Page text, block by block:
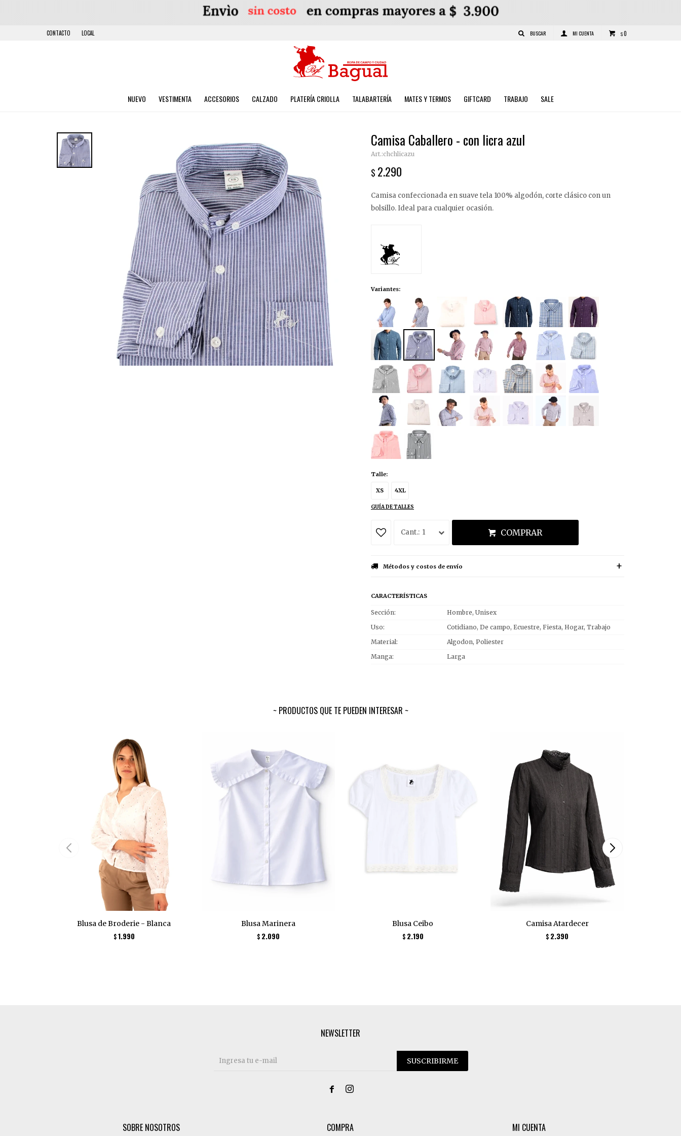
NUEVO VESTIMENTA ACCESORIOS CALZADO PLATERÍA CRIOLLA TALABARTERÍA MATES Y TERMOS GIFTCARD TRABAJO SALE
$0
CONTACTO LOCAL
Camisa Caballero - con licra azul
chchlicazu
$ 2.290
Camisa confeccionada en suave tela 100% algodón, corte clásico con un
bolsillo. Ideal para cualquier ocasión.
Variantes:
Talle:
XS 4XL
GUÍA DE TALLES
1 COMPRAR
Métodos y costos de envío
CARACTERÍSTICAS
Sección
Hombre, Unisex
Uso
Cotidiano, De campo, Ecuestre, Fiesta, Hogar, Trabajo
Material
Algodon, Poliester
Manga
Larga
PRODUCTOS QUE TE PUEDEN INTERESAR
Blusa de Broderie - Blanca
$ 1.990
Blusa Marinera
$ 2.090
Blusa Ceibo
$ 2.190
Camisa Atardecer
$ 2.390
SOBRE NOSOTROS COMPRA MI CUENTA
NEWSLETTER
SUSCRIBIRME
 